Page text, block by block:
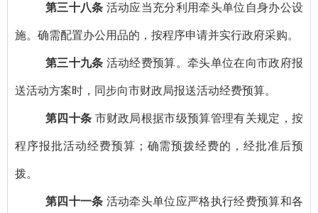
第三十八条 活动应当充分利用牵头单位自身办公设
施。确需配置办公用品的，按程序申请并实行政府采购。
第三十九条 活动经费预算。牵头单位在向市政府报
送活动方案时，同步向市财政局报送活动经费预算。
第四十条 市财政局根据市级预算管理有关规定，按
程序报批活动经费预算；确需预拨经费的，经批准后预
拨。
第四十一条 活动牵头单位应严格执行经费预算和各